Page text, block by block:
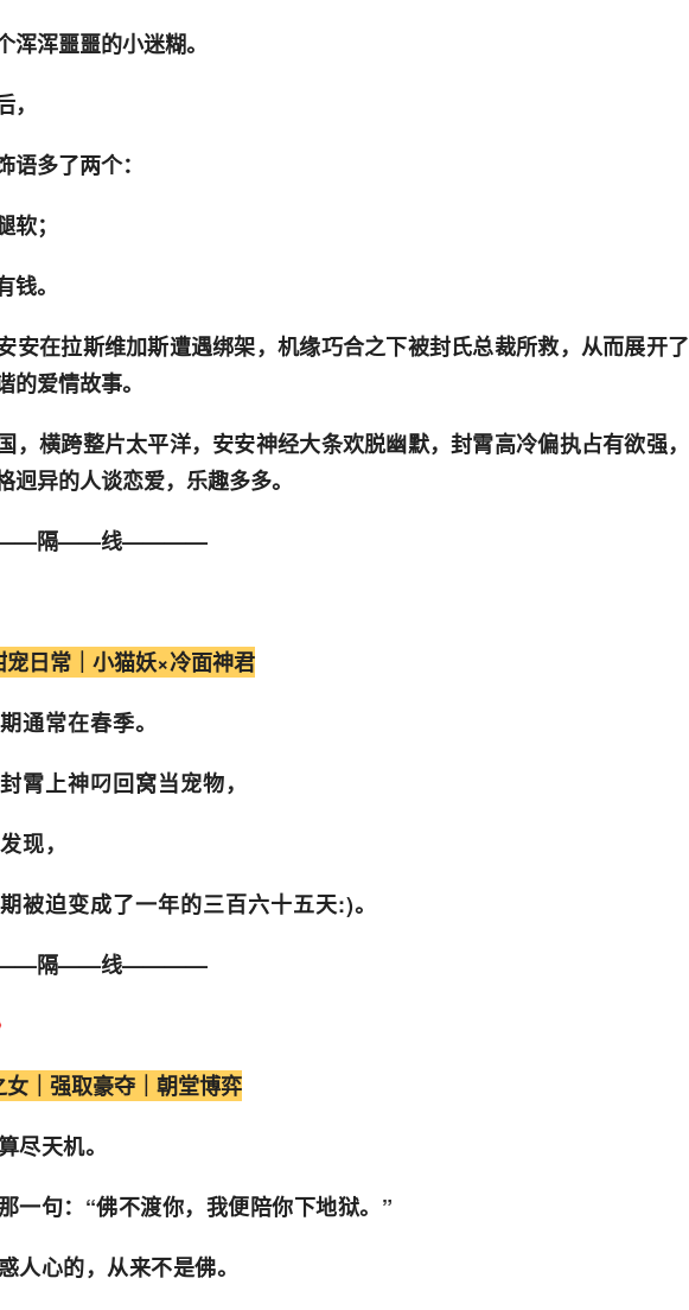
浑浑噩噩的小迷糊。
语多了两个：
；
。
安在拉斯维加斯遭遇绑架，机缘巧合之下被封氏总裁所救，从而展开了
的爱情故事。
，横跨整片太平洋，安安神经大条欢脱幽默，封霄高冷偏执占有欲强，
迥异的人谈恋爱，乐趣多多。
隔——线————
日常｜小猫妖×冷面神君
通常在春季。
霄上神叼回窝当宠物，
现，
被迫变成了一年的三百六十五天:)。
隔——线————
｜强取豪夺｜朝堂博弈
尽天机。
一句：“佛不渡你，我便陪你下地狱。”
人心的，从来不是佛。